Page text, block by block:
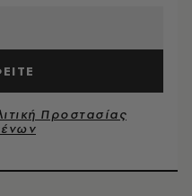
Προστασίας